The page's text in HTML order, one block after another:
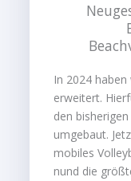
In 2024
erweitert.
den
umgebaut.
mobiles
nund die